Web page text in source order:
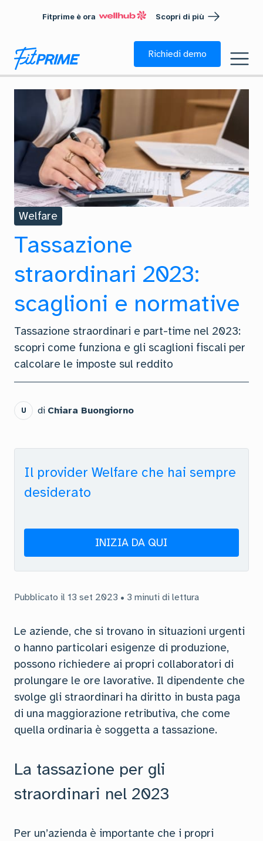
Fitprime è ora Scopri di più
Richiedi demo
Welfare
Tassazione
straordinari 2023:
scaglioni e normative
Tassazione straordinari e part-time nel 2023:
scopri come funziona e gli scaglioni fiscali per
calcolare le imposte sul reddito
U di Chiara Buongiorno
Il provider Welfare che hai sempre
desiderato
INIZIA DA QUI
Pubblicato il 13 set 2023 • 3 minuti di lettura
Le aziende, che si trovano in situazioni urgenti
o hanno particolari esigenze di produzione,
possono richiedere ai propri collaboratori di
prolungare le ore lavorative. Il dipendente che
svolge gli straordinari ha diritto in busta paga
di una maggiorazione retributiva, che come
quella ordinaria è soggetta a tassazione.
La tassazione per gli
straordinari nel 2023
Per un’azienda è importante che i propri